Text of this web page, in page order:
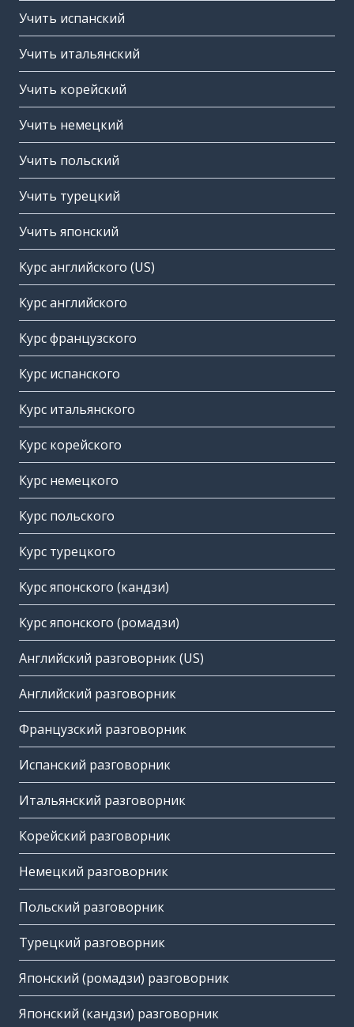
Учить испанский
Учить итальянский
Учить корейский
Учить немецкий
Учить польский
Учить турецкий
Учить японский
Курс английского (US)
Курс английского
Курс французского
Курс испанского
Курс итальянского
Курс корейского
Курс немецкого
Курс польского
Курс турецкого
Курс японского (кандзи)
Курс японского (ромадзи)
Английский разговорник (US)
Английский разговорник
Французский разговорник
Испанский разговорник
Итальянский разговорник
Корейский разговорник
Немецкий разговорник
Польский разговорник
Турецкий разговорник
Японский (ромадзи) разговорник
Японский (кандзи) разговорник